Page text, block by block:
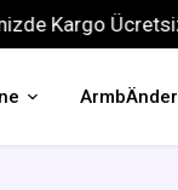
Ücretsiz!
ArmbÄnder